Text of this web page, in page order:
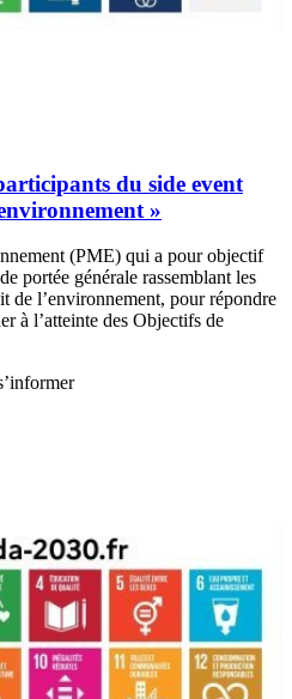
du side event
»
(PME) qui a pour objectif
portée générale rassemblant les
de l’environnement, pour répondre
à l’atteinte des Objectifs de